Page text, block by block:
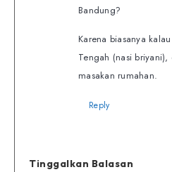
Bandung?
Karena biasanya
Tengah (nasi
masakan rumahan.
Reply
Tinggalkan Balasan